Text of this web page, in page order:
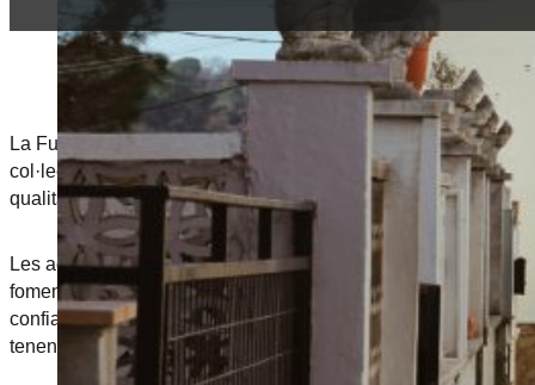
La Fundació Girona Est neix per iniciativa d’un grup
col·lectiu més jove, amb iniciatives esportives, culturals,
qualitat de vida dels seus habitants fomentant
Les activitats organitzades per la Fundació Girona Est i les
fomentar el positivisme a la zona i aconseguir que el barri
confiança de les persones que viuen a Girona Est, així com
tenen els joves de la resta de la ciutat i del país.